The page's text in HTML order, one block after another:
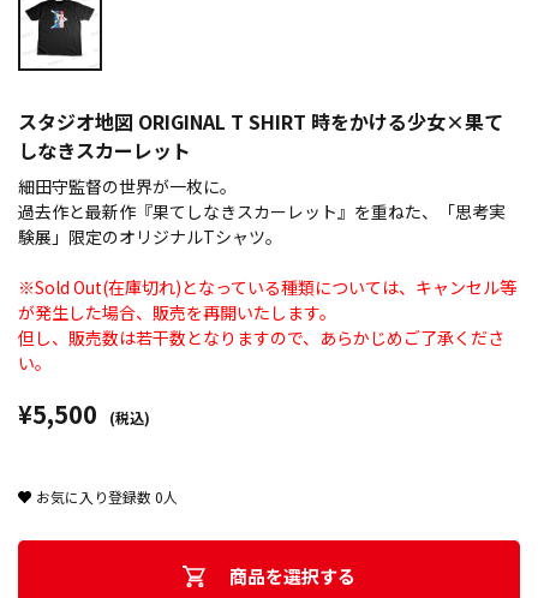
スタジオ地図 ORIGINAL T SHIRT 時をかける少女×果て
しなきスカーレット
細田守監督の世界が一枚に。
過去作と最新作『果てしなきスカーレット』を重ねた、「思考実
験展」限定のオリジナルTシャツ。
※Sold Out(在庫切れ)となっている種類については、キャンセル等
が発生した場合、販売を再開いたします。
但し、販売数は若干数となりますので、あらかじめご了承くださ
い。
¥5,500 (税込)
お気に入り登録数0人
商品を選択する